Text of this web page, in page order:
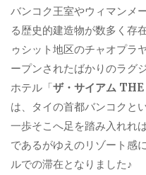
バンコク王室やウィマンメ
る歴史的建造物が数多く存
ゥシット地区のチャオプラ
ープンされたばかりのラグ
ホテル「ザ・サイアム
は、タイの首都バンコクと
一歩そこへ足を踏み入れれ
であるがゆえのリゾート感
ルでの滞在となりました♪